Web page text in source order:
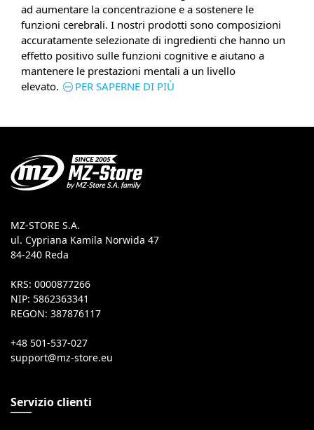
ad aumentare la concentrazione e a sostenere le
funzioni cerebrali. I nostri prodotti sono composizioni
accuratamente selezionate di ingredienti che hanno un
effetto positivo sulle funzioni cognitive e aiutano a
mantenere le prestazioni mentali a un livello
elevato.
PER SAPERNE DI PIÙ
MZ-STORE S.A.
ul. Cypriana Kamila Norwida 47
84-240 Reda
KRS: 0000877266
NIP: 5862363341
REGON: 387876117
+48 501-537-027
Servizio clienti